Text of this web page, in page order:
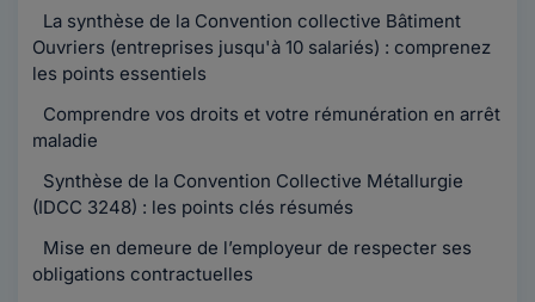
La synthèse de la Convention collective Bâtiment
Ouvriers (entreprises jusqu'à 10 salariés) : comprenez
les points essentiels
Comprendre vos droits et votre rémunération en arrêt
maladie
Synthèse de la Convention Collective Métallurgie
(IDCC 3248) : les points clés résumés
Mise en demeure de l’employeur de respecter ses
obligations contractuelles